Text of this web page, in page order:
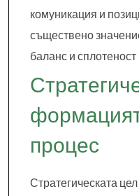
комуникация и
съществено
баланс и
процес
Стратегическата цел